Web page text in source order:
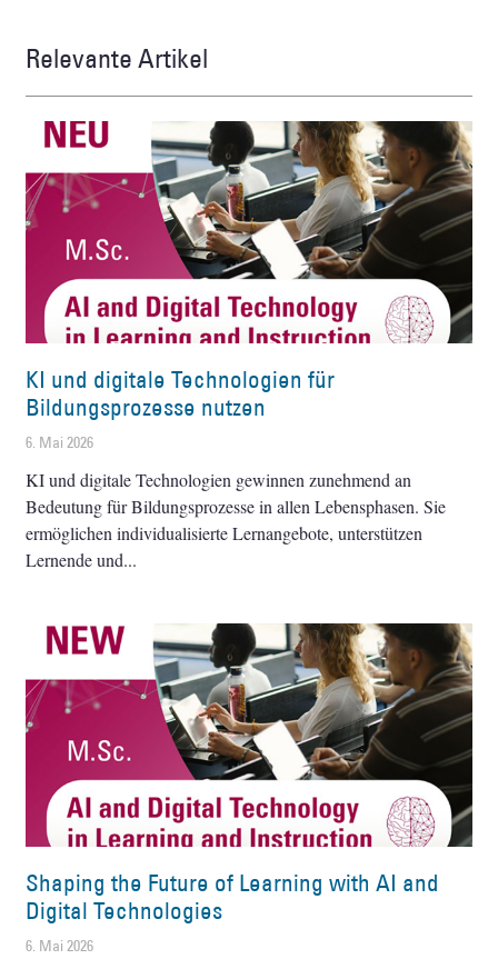
Relevante Artikel
KI und digitale Technologien für
Bildungsprozesse nutzen
6. Mai 2026
KI und digitale Technologien gewinnen zunehmend an
Bedeutung für Bildungsprozesse in allen Lebensphasen. Sie
ermöglichen individualisierte Lernangebote, unterstützen
Lernende und
Shaping the Future of Learning with AI and
Digital Technologies
6. Mai 2026